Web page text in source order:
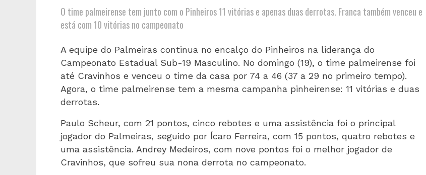
O time palmeirense tem junto com o Pinheiros 11 vitórias e apenas duas derrotas. Franca também venceu e
está com 10 vitórias no campeonato
A equipe do Palmeiras continua no encalço do Pinheiros na liderança do
Campeonato Estadual Sub-19 Masculino. No domingo (19), o time palmeirense foi
até Cravinhos e venceu o time da casa por 74 a 46 (37 a 29 no primeiro tempo).
Agora, o time palmeirense tem a mesma campanha pinheirense: 11 vitórias e duas
derrotas.
Paulo Scheur, com 21 pontos, cinco rebotes e uma assistência foi o principal
jogador do Palmeiras, seguido por Ícaro Ferreira, com 15 pontos, quatro rebotes e
uma assistência. Andrey Medeiros, com nove pontos foi o melhor jogador de
Cravinhos, que sofreu sua nona derrota no campeonato.